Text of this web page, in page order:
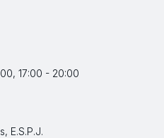
17:00 - 20:00
E.S.P.J.